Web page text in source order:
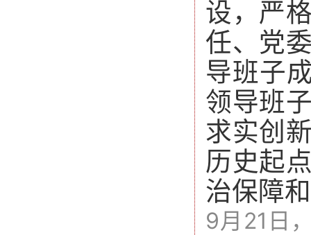
设，严
任、党
导班子
领导班
求实创
历史起
治保障和
9月21日